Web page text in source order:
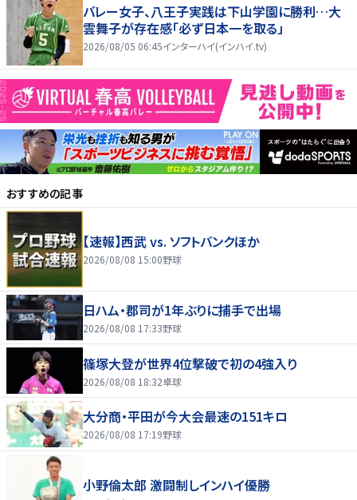
バレー女子、八王子実践は下山学園に勝利…大
雲舞子が存在感「必ず日本一を取る」
2026/08/05 06:45インターハイ(インハイ.tv)
おすすめの記事
【速報】西武 vs. ソフトバンクほか
2026/08/08 15:00野球
日ハム・郡司が1年ぶりに捕手で出場
2026/08/08 17:33野球
篠塚大登が世界4位撃破で初の4強入り
2026/08/08 18:32卓球
大分商・平田が今大会最速の151キロ
2026/08/08 17:19野球
小野倫太郎 激闘制しインハイ優勝